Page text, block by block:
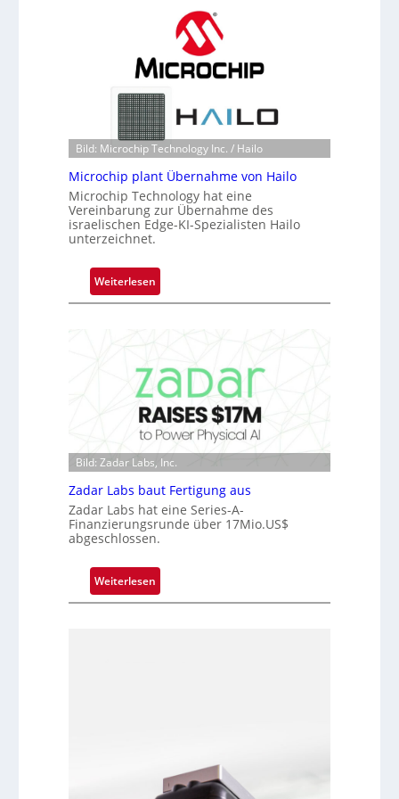
n
S
e
r
e
a
c
t
s
S
e
i
e
R
u
n
d
e
s
o
n
e
ü
b
e
r
n
m
m
k
V
i
s
n
Bild: Microchip Technology Inc. / Hailo
Microchip plant Übernahme von Hailo
Microchip Technology hat eine
Vereinbarung zur Übernahme des
israelischen Edge-KI-Spezialisten Hailo
unterzeichnet.
Weiterlesen:
M
o
c
h
i
p
l
a
n
t
b
e
Bild: Zadar Labs, Inc.
Zadar Labs baut Fertigung aus
Zadar Labs hat eine Series-A-
Finanzierungsrunde über 17Mio.US$
abgeschlossen.
Weiterlesen:
Z